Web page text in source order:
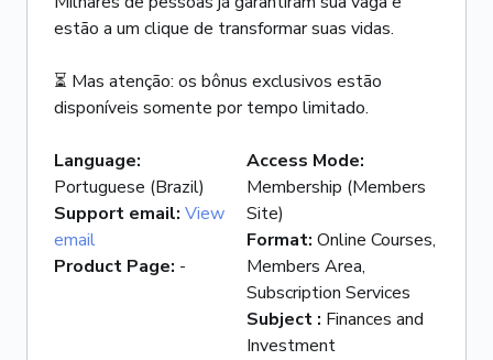
estão a um clique de transformar suas vidas.
⏳ Mas atenção: os bônus exclusivos estão
disponíveis somente por tempo limitado.
Language:
Portuguese (Brazil)
Support email: View
email
Product Page: -
Access Mode:
Membership (Members
Site)
Format: Online Courses,
Members Area,
Subscription Services
Subject : Finances and
Investment